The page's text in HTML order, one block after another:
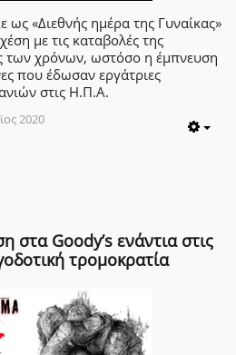
«Διεθνής ημέρα της Γυναίκας»
με τις καταβολές της
των χρόνων, ωστόσο η έμπνευση
που έδωσαν εργάτριες
στις Η.Π.Α.
2020
Goody’s ενάντια στις
τρομοκρατία